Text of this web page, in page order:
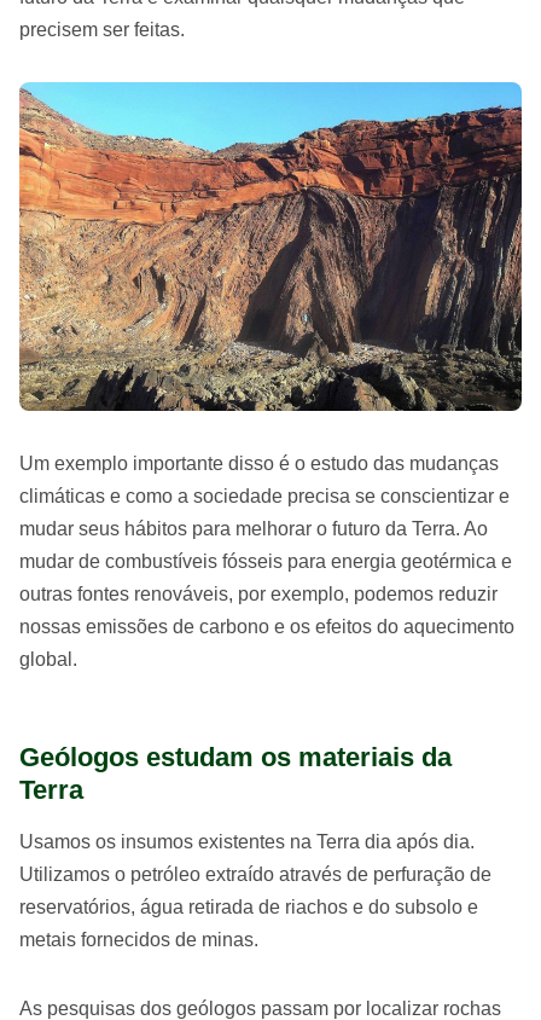
precisem ser feitas.
Um exemplo importante disso é o estudo das mudanças
climáticas e como a sociedade precisa se conscientizar e
mudar seus hábitos para melhorar o futuro da Terra. Ao
mudar de combustíveis fósseis para energia geotérmica e
outras fontes renováveis, por exemplo, podemos reduzir
nossas emissões de carbono e os efeitos do aquecimento
global.
Geólogos estudam os materiais da
Terra
Usamos os insumos existentes na Terra dia após dia.
Utilizamos o petróleo extraído através de perfuração de
reservatórios, água retirada de riachos e do subsolo e
metais fornecidos de minas.
As pesquisas dos geólogos passam por localizar rochas